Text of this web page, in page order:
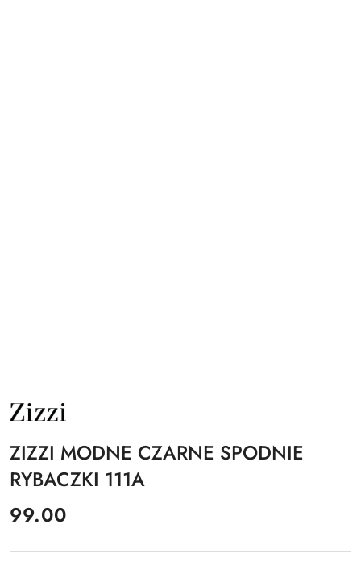
NAZWA
PRODUCENTA:
ZIZZI MODNE CZARNE SPODNIE
RYBACZKI 111A
cena:
99.00